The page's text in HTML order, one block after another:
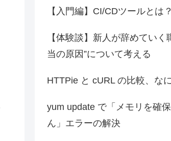
【入門編】CI/CDツールとは？
【体験談】新人が辞めていく
当の原因”について考える
HTTPie と cURL の比較、な
yum update で「メモリを確
ん」エラーの解決